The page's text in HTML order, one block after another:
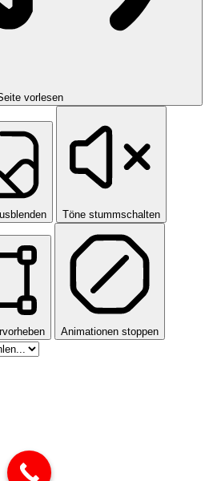
vorlesen
Töne stummschalten
Animationen stoppen